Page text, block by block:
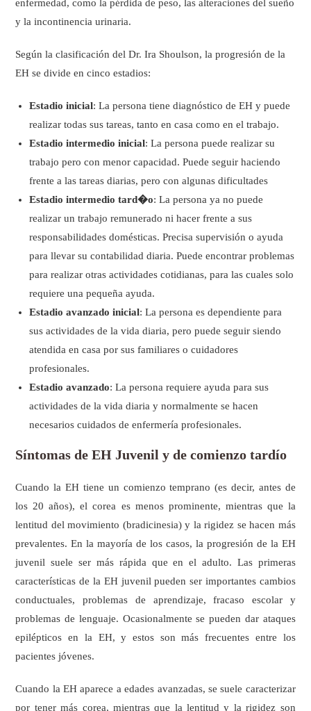
enfermedad, como la pérdida de peso, las alteraciones del sueño
y la incontinencia urinaria.
Según la clasificación del Dr. Ira Shoulson, la progresión de la
EH se divide en cinco estadios:
Estadio inicial: La persona tiene diagnóstico de EH y puede
realizar todas sus tareas, tanto en casa como en el trabajo.
Estadio intermedio inicial: La persona puede realizar su
trabajo pero con menor capacidad. Puede seguir haciendo
frente a las tareas diarias, pero con algunas dificultades
Estadio intermedio tard�o: La persona ya no puede
realizar un trabajo remunerado ni hacer frente a sus
responsabilidades domésticas. Precisa supervisión o ayuda
para llevar su contabilidad diaria. Puede encontrar problemas
para realizar otras actividades cotidianas, para las cuales solo
requiere una pequeña ayuda.
Estadio avanzado inicial: La persona es dependiente para
sus actividades de la vida diaria, pero puede seguir siendo
atendida en casa por sus familiares o cuidadores
profesionales.
Estadio avanzado: La persona requiere ayuda para sus
actividades de la vida diaria y normalmente se hacen
necesarios cuidados de enfermería profesionales.
Síntomas de EH Juvenil y de comienzo tardío
Cuando la EH tiene un comienzo temprano (es decir, antes de
los 20 años), el corea es menos prominente, mientras que la
lentitud del movimiento (bradicinesia) y la rigidez se hacen más
prevalentes. En la mayoría de los casos, la progresión de la EH
juvenil suele ser más rápida que en el adulto. Las primeras
características de la EH juvenil pueden ser importantes cambios
conductuales, problemas de aprendizaje, fracaso escolar y
problemas de lenguaje. Ocasionalmente se pueden dar ataques
epilépticos en la EH, y estos son más frecuentes entre los
pacientes jóvenes.
Cuando la EH aparece a edades avanzadas, se suele caracterizar
por tener más corea, mientras que la lentitud y la rigidez son